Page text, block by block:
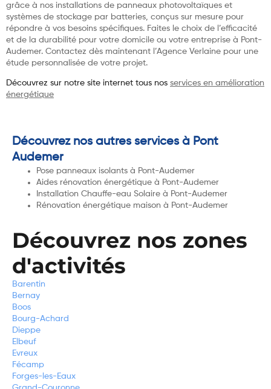
grâce à nos installations de panneaux photovoltaïques et
systèmes de stockage par batteries, conçus sur mesure pour
répondre à vos besoins spécifiques. Faites le choix de l’efficacité
et de la durabilité pour votre domicile ou votre entreprise à Pont-
Audemer. Contactez dès maintenant l’Agence Verlaine pour une
étude personnalisée de votre projet.
Découvrez sur notre site internet tous nos services en amélioration
énergétique
Découvrez nos autres services à Pont
Audemer
Pose panneaux isolants à Pont-Audemer
Aides rénovation énergétique à Pont-Audemer
Installation Chauffe-eau Solaire à Pont-Audemer
Rénovation énergétique maison à Pont-Audemer
Découvrez nos zones
d'activités
Barentin
Bernay
Boos
Bourg-Achard
Dieppe
Elbeuf
Evreux
Fécamp
Forges-les-Eaux